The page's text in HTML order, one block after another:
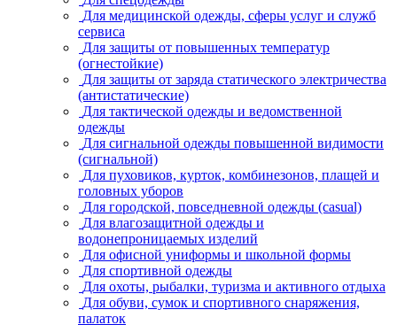
Для медицинской одежды, сферы услуг и служб
сервиса
Для защиты от повышенных температур
(огнестойкие)
Для защиты от заряда статического электричества
(антистатические)
Для тактической одежды и ведомственной
одежды
Для сигнальной одежды повышенной видимости
(сигнальной)
Для пуховиков, курток, комбинезонов, плащей и
головных уборов
Для городской, повседневной одежды (casual)
Для влагозащитной одежды и
водонепроницаемых изделий
Для офисной униформы и школьной формы
Для спортивной одежды
Для охоты, рыбалки, туризма и активного отдыха
Для обуви, сумок и спортивного снаряжения,
палаток